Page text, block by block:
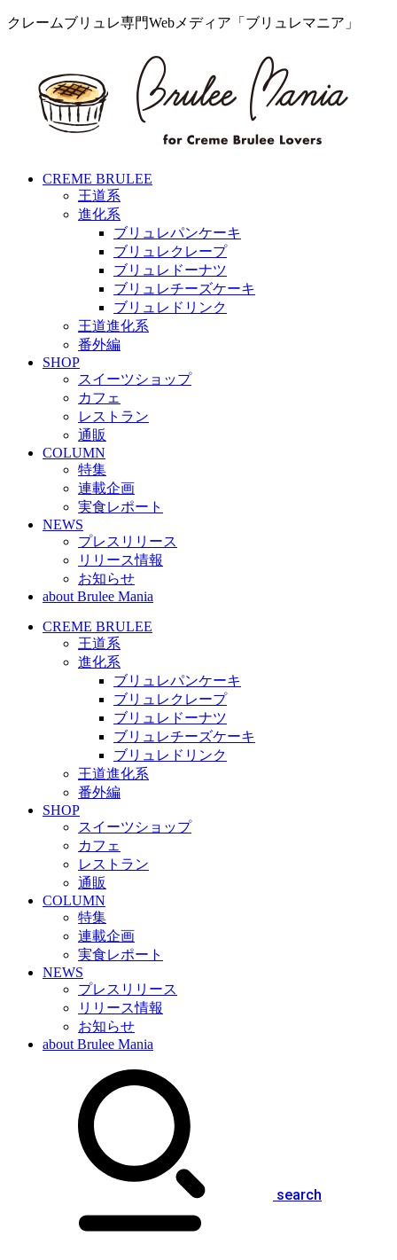
クレームブリュレ専門Webメディア「ブリュレマニア」
CREME BRULEE
王道系
進化系
ブリュレパンケーキ
ブリュレクレープ
ブリュレドーナツ
ブリュレチーズケーキ
ブリュレドリンク
王道進化系
番外編
SHOP
スイーツショップ
カフェ
レストラン
通販
COLUMN
特集
連載企画
実食レポート
NEWS
プレスリリース
リリース情報
お知らせ
about Brulee Mania
CREME BRULEE
王道系
進化系
ブリュレパンケーキ
ブリュレクレープ
ブリュレドーナツ
ブリュレチーズケーキ
ブリュレドリンク
王道進化系
番外編
SHOP
スイーツショップ
カフェ
レストラン
通販
COLUMN
特集
連載企画
実食レポート
NEWS
プレスリリース
リリース情報
お知らせ
about Brulee Mania
search